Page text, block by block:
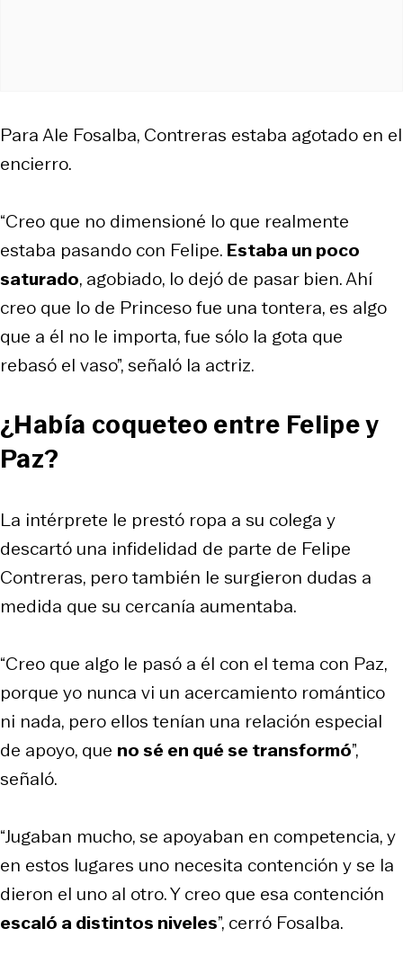
Para Ale Fosalba, Contreras estaba agotado en el
encierro.
“Creo que no dimensioné lo que realmente
estaba pasando con Felipe. Estaba un poco
saturado, agobiado, lo dejó de pasar bien. Ahí
creo que lo de Princeso fue una tontera, es algo
que a él no le importa, fue sólo la gota que
rebasó el vaso”, señaló la actriz.
¿Había coqueteo entre Felipe y
Paz?
La intérprete le prestó ropa a su colega y
descartó una infidelidad de parte de Felipe
Contreras, pero también le surgieron dudas a
medida que su cercanía aumentaba.
“Creo que algo le pasó a él con el tema con Paz,
porque yo nunca vi un acercamiento romántico
ni nada, pero ellos tenían una relación especial
de apoyo, que no sé en qué se transformó”,
señaló.
“Jugaban mucho, se apoyaban en competencia, y
en estos lugares uno necesita contención y se la
dieron el uno al otro. Y creo que esa contención
escaló a distintos niveles”, cerró Fosalba.